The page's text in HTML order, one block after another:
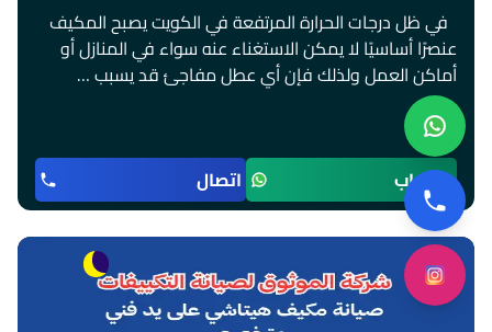
في ظل درجات الحرارة المرتفعة في الكويت يصبح المكيف
عنصرًا أساسيًا لا يمكن الاستغناء عنه سواء في المنازل أو
أماكن العمل ولذلك فإن أي عطل مفاجئ قد يسبب …
واتساب اتصال